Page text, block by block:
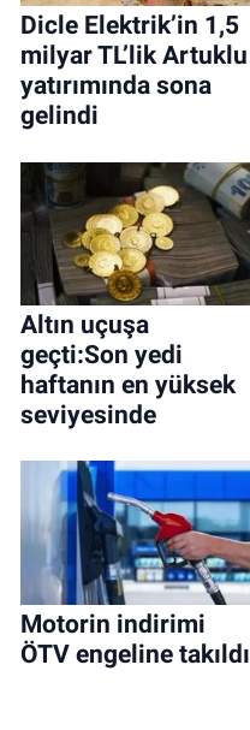
Dicle Elektrik’in 1,5
milyar TL’lik Artuklu
yatırımında sona
gelindi
Altın uçuşa
geçti:Son yedi
haftanın en yüksek
seviyesinde
Motorin indirimi
ÖTV engeline takıldı